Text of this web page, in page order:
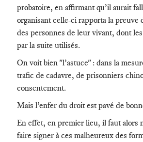
probatoire, en affirmant qu’il aurait
organisant celle-ci rapporta la preuve
des personnes de leur vivant, dont
par la suite utilisés.
On voit bien "l’astuce" : dans la
trafic de cadavre, de prisonniers
consentement.
Mais l’enfer du droit est pavé de
En effet, en premier lieu, il faut alors
faire signer à ces malheureux des